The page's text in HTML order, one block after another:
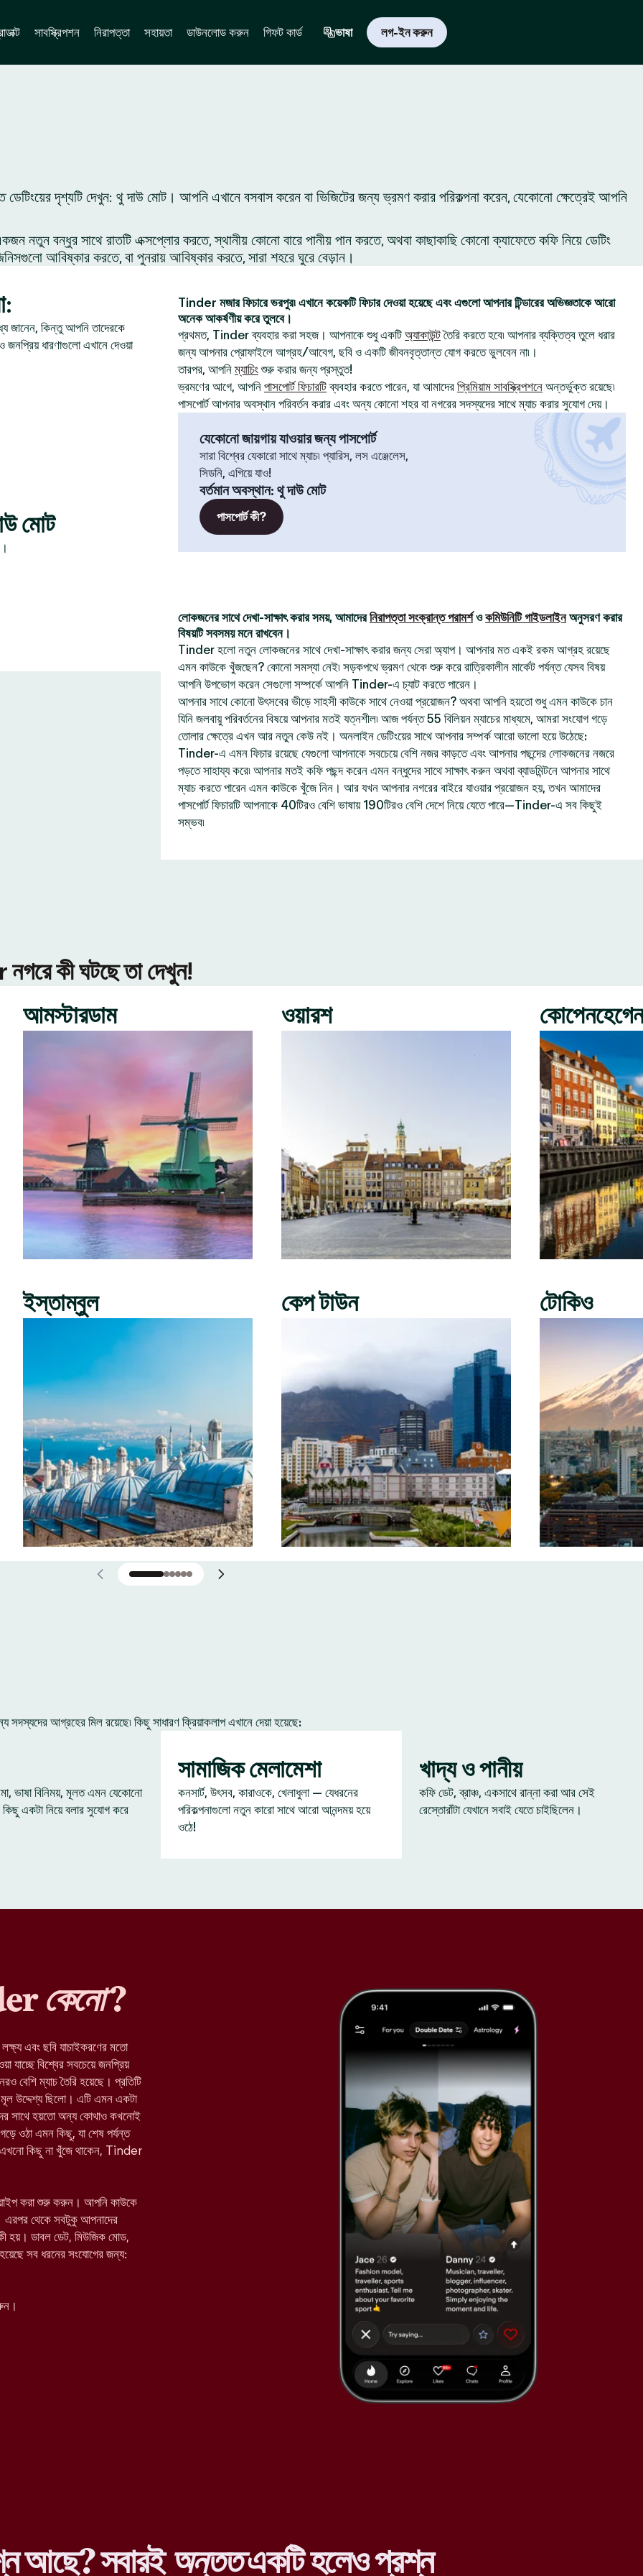
সাবস্ক্রিপশন নিরাপত্তা সহায়তা ডাউনলোড করুন গিফট কার্ড ভাষা লগ-ইন করুন
দৃশ্যটি দেখুন: থু দাউ মোট। আপনি এখানে বসবাস করেন বা ভিজিটের জন্য ভ্রমণ করার পরিকল্পনা করেন, যেকোনো ক্ষেত্রেই আপনি
বন্ধুর সাথে রাতটি এক্সপ্লোর করতে, স্থানীয় কোনো বারে পানীয় পান করতে, অথবা কাছাকাছি কোনো ক্যাফেতে কফি নিয়ে ডেটিং
আবিষ্কার করতে, বা পুনরায় আবিষ্কার করতে, সারা শহরে ঘুরে বেড়ান।
জানেন, কিন্তু আপনি তাদেরকে
জনপ্রিয় ধারণাগুলো এখানে দেওয়া
মোট
Tinder মজার ফিচারে ভরপুর৷ এখানে কয়েকটি ফিচার দেওয়া হয়েছে এবং এগুলো আপনার টিন্ডারের অভিজ্ঞতাকে আরো
অনেক আকর্ষণীয় করে তুলবে।
প্রথমত, Tinder ব্যবহার করা সহজ। আপনাকে শুধু একটি অ্যাকাউন্টতৈরি করতে হবে৷ আপনার ব্যক্তিত্ব তুলে ধরার
জন্য আপনার প্রোফাইলে আগ্রহ/আবেগ, ছবি ও একটি জীবনবৃত্তান্ত যোগ করতে ভুলবেন না৷।
তারপর, আপনিম্যাচিং শুরু করার জন্য প্রস্তুত!
ভ্রমণের আগে, আপনি পাসপোর্ট ফিচারটিব্যবহার করতে পারেন, যা আমাদের প্রিমিয়াম সাবস্ক্রিপশনে অন্তর্ভুক্ত রয়েছে৷
পাসপোর্ট আপনার অবস্থান পরিবর্তন করার এবং অন্য কোনো শহর বা নগরের সদস্যদের সাথে ম্যাচ করার সুযোগ দেয়।
যেকোনো জায়গায় যাওয়ার জন্য পাসপোর্ট
সারা বিশ্বের যেকারো সাথে ম্যাচ৷ প্যারিস, লস এঞ্জেলেস,
সিডনি, এগিয়ে যাও!
বর্তমান অবস্থান: থু দাউ মোট
পাসপোর্ট কী?
লোকজনের সাথে দেখা-সাক্ষাৎ করার সময়, আমাদেরনিরাপত্তা সংক্রান্ত পরামর্শওকমিউনিটি গাইডলাইনঅনুসরণ করার
বিষয়টি সবসময় মনে রাখবেন।
Tinder হলো নতুন লোকজনের সাথে দেখা-সাক্ষাৎ করার জন্য সেরা অ্যাপ। আপনার মত একই রকম আগ্রহ রয়েছে
এমন কাউকে খুঁজছেন? কোনো সমস্যা নেই৷ সড়কপথে ভ্রমণ থেকে শুরু করে রাত্রিকালীন মার্কেট পর্যন্ত যেসব বিষয়
আপনি উপভোগ করেন সেগুলো সম্পর্কে আপনি Tinder-এ চ্যাট করতে পারেন।
আপনার সাথে কোনো উৎসবের ভীড়ে সাহসী কাউকে সাথে নেওয়া প্রয়োজন? অথবা আপনি হয়তো শুধু এমন কাউকে চান
যিনি জলবায়ু পরিবর্তনের বিষয়ে আপনার মতই যত্নশীল৷ আজ পর্যন্ত 55 বিলিয়ন ম্যাচের মাধ্যমে, আমরা সংযোগ গড়ে
তোলার ক্ষেত্রে এখন আর নতুন কেউ নই। অনলাইন ডেটিংয়ের সাথে আপনার সম্পর্ক আরো ভালো হয়ে উঠেছে:
Tinder-এ এমন ফিচার রয়েছে যেগুলো আপনাকে সবচেয়ে বেশি নজর কাড়তে এবং আপনার পছন্দের লোকজনের নজরে
পড়তে সাহায্য করে৷ আপনার মতই কফি পছন্দ করেন এমন বন্ধুদের সাথে সাক্ষাৎ করুন অথবা ব্যাডমিন্টনে আপনার সাথে
ম্যাচ করতে পারেন এমন কাউকে খুঁজে নিন। আর যখন আপনার নগরের বাইরে যাওয়ার প্রয়োজন হয়, তখন আমাদের
পাসপোর্ট ফিচারটি আপনাকে 40টিরও বেশি ভাষায় 190টিরও বেশি দেশে নিয়ে যেতে পারে—Tinder-এ সব কিছুই
সম্ভব৷
কী ঘটছে তা দেখুন!
আমস্টারডাম
ইস্তাম্বুল
ওয়ারশ
কেপ টাউন
কোপেনহেগেন
টোকিও
আগ্রহের মিল রয়েছে৷ কিছু সাধারণ ক্রিয়াকলাপ এখানে দেয়া হয়েছে:
ভাষা বিনিময়, মূলত এমন যেকোনো
একটা নিয়ে বলার সুযোগ করে
সামাজিক মেলামেশা
কনসার্ট, উৎসব, কারাওকে, খেলাধুলা — যেধরনের
পরিকল্পনাগুলো নতুন কারো সাথে আরো আনন্দময় হয়ে
ওঠে!
খাদ্য ও পানীয়
কফি ডেট, ব্রাঞ্চ, একসাথে রান্না করা আর সেই
রেস্তোরাঁটা যেখানে সবাই যেতে চাইছিলেন।
কেনো?
এবং ছবি যাচাইকরণের মতো
যাচ্ছে বিশ্বের সবচেয়ে জনপ্রিয়
বেশি ম্যাচ তৈরি হয়েছে। প্রতিটি
উদ্দেশ্য ছিলো। এটি এমন একটা
সাথে হয়তো অন্য কোথাও কখনোই
ওঠা এমন কিছু, যা শেষ পর্যন্ত
এখনো কিছু না খুঁজে থাকেন, Tinder
করা শুরু করুন। আপনি কাউকে
এরপর থেকে সবটুকু আপনাদের
হয়। ডাবল ডেট, মিউজিক মোড,
সব ধরনের সংযোগের জন্য:
আছে? সবারইঅন্ততএকটি হলেও প্রশ্ন